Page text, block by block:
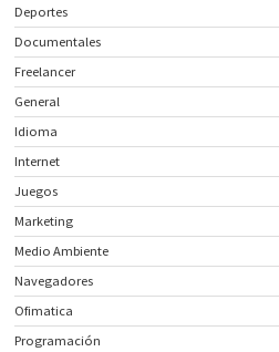
Deportes
Documentales
Freelancer
General
Idioma
Internet
Juegos
Marketing
Medio Ambiente
Navegadores
Ofimatica
Programación